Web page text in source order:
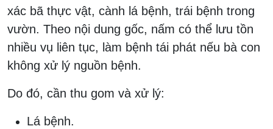
xác bã thực vật, cành lá bệnh, trái bệnh trong
vườn. Theo nội dung gốc, nấm có thể lưu tồn
nhiều vụ liên tục, làm bệnh tái phát nếu bà con
không xử lý nguồn bệnh.
Do đó, cần thu gom và xử lý:
Lá bệnh.